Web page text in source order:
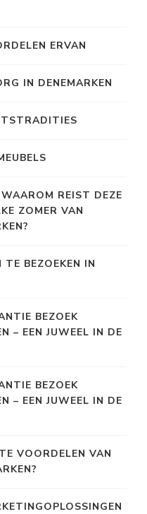
ERVAN
IN DENEMARKEN
REIST DEZE
ZOMER VAN
BEZOEKEN IN
BEZOEK
– EEN JUWEEL IN DE
BEZOEK
– EEN JUWEEL IN DE
VOORDELEN VAN